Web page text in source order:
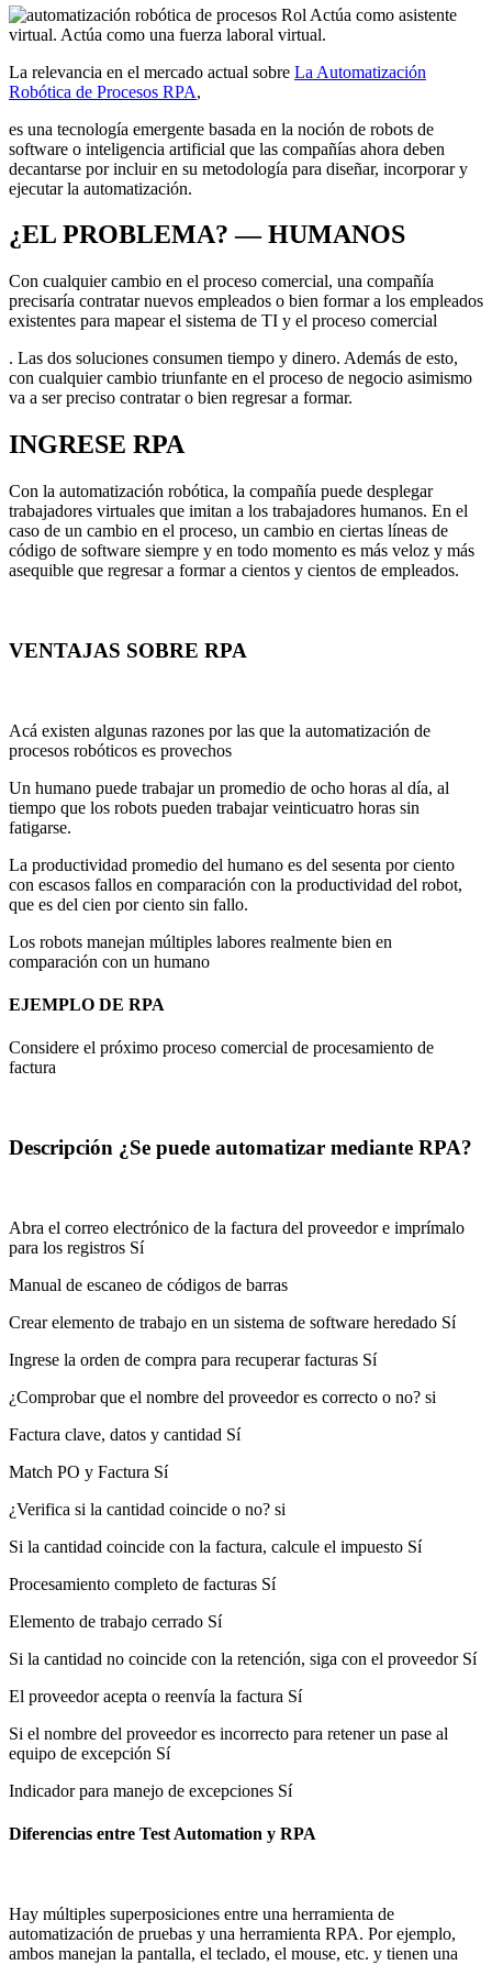
La relevancia en el mercado actual sobre La Automatización
Robótica de Procesos RPA,
es una tecnología emergente basada en la noción de robots de
software o inteligencia artificial que las compañías ahora deben
decantarse por incluir en su metodología para diseñar, incorporar y
ejecutar la automatización.
¿EL PROBLEMA? — HUMANOS
Con cualquier cambio en el proceso comercial, una compañía
precisaría contratar nuevos empleados o bien formar a los empleados
existentes para mapear el sistema de TI y el proceso comercial
. Las dos soluciones consumen tiempo y dinero. Además de esto,
con cualquier cambio triunfante en el proceso de negocio asimismo
va a ser preciso contratar o bien regresar a formar.
INGRESE RPA
Con la automatización robótica, la compañía puede desplegar
trabajadores virtuales que imitan a los trabajadores humanos. En el
caso de un cambio en el proceso, un cambio en ciertas líneas de
código de software siempre y en todo momento es más veloz y más
asequible que regresar a formar a cientos y cientos de empleados.
VENTAJAS SOBRE RPA
Acá existen algunas razones por las que la automatización de
procesos robóticos es provechos
Un humano puede trabajar un promedio de ocho horas al día, al
tiempo que los robots pueden trabajar veinticuatro horas sin
fatigarse.
La productividad promedio del humano es del sesenta por ciento
con escasos fallos en comparación con la productividad del robot,
que es del cien por ciento sin fallo.
Los robots manejan múltiples labores realmente bien en
comparación con un humano
EJEMPLO DE RPA
Considere el próximo proceso comercial de procesamiento de
factura
Descripción ¿Se puede automatizar mediante RPA?
Abra el correo electrónico de la factura del proveedor e imprímalo
para los registros Sí
Manual de escaneo de códigos de barras
Crear elemento de trabajo en un sistema de software heredado Sí
Ingrese la orden de compra para recuperar facturas Sí
¿Comprobar que el nombre del proveedor es correcto o no? si
Factura clave, datos y cantidad Sí
Match PO y Factura Sí
¿Verifica si la cantidad coincide o no? si
Si la cantidad coincide con la factura, calcule el impuesto Sí
Procesamiento completo de facturas Sí
Elemento de trabajo cerrado Sí
Si la cantidad no coincide con la retención, siga con el proveedor Sí
El proveedor acepta o reenvía la factura Sí
Si el nombre del proveedor es incorrecto para retener un pase al
equipo de excepción Sí
Indicador para manejo de excepciones Sí
Diferencias entre Test Automation y RPA
Hay múltiples superposiciones entre una herramienta de
automatización de pruebas y una herramienta RPA. Por ejemplo,
ambos manejan la pantalla, el teclado, el mouse, etc. y tienen una